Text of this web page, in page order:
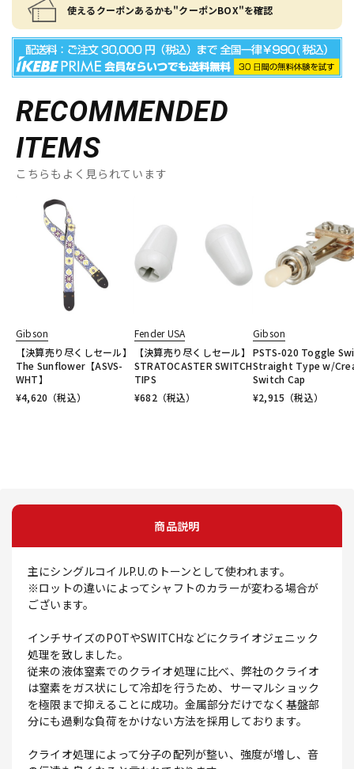
使えるクーポンあるかも"クーポンBOX"を確認
RECOMMENDED
ITEMS
こちらもよく見られています
Gibson
【決算売り尽くしセール】
The Sunflower【ASVS-
WHT】
¥4,620 （税込）
Fender USA
【決算売り尽くしセール】
STRATOCASTER SWITCH
TIPS
¥682（税込）
Gibson
PSTS-020 Toggle
Straight Type w/
Switch Cap
¥2,915 （税込）
商品説明
主にシングルコイルP.U.のトーンとして使われます。
※ロットの違いによってシャフトのカラーが変わる場合が
ございます。
インチサイズのPOTやSWITCHなどにクライオジェニック
処理を致しました。
従来の液体窒素でのクライオ処理に比べ、弊社のクライオ
は窒素をガス状にして冷却を行うため、サーマルショック
を極限まで抑えることに成功。金属部分だけでなく基盤部
分にも過剰な負荷をかけない方法を採用しております。
クライオ処理によって分子の配列が整い、強度が増し、音